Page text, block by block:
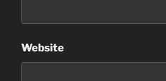
Website